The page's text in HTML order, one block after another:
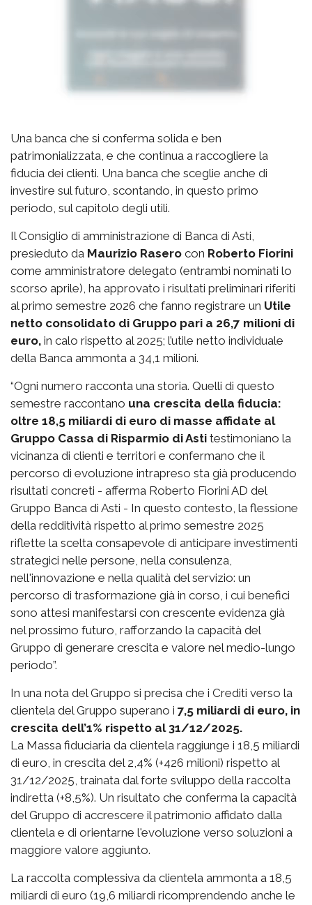
Una banca che si conferma solida e ben
patrimonializzata, e che continua a raccogliere la
fiducia dei clienti. Una banca che sceglie anche di
investire sul futuro, scontando, in questo primo
periodo, sul capitolo degli utili.
Il Consiglio di amministrazione di Banca di Asti,
presieduto da Maurizio Rasero con Roberto Fiorini
come amministratore delegato (entrambi nominati lo
scorso aprile), ha approvato i risultati preliminari riferiti
al primo semestre 2026 che fanno registrare un Utile
netto consolidato di Gruppo pari a 26,7 milioni di
euro, in calo rispetto al 2025; l’utile netto individuale
della Banca ammonta a 34,1 milioni.
“Ogni numero racconta una storia. Quelli di questo
semestre raccontano una crescita della fiducia:
oltre 18,5 miliardi di euro di masse affidate al
Gruppo Cassa di Risparmio di Asti testimoniano la
vicinanza di clienti e territori e confermano che il
percorso di evoluzione intrapreso sta già producendo
risultati concreti - afferma Roberto Fiorini AD del
Gruppo Banca di Asti - In questo contesto, la flessione
della redditività rispetto al primo semestre 2025
riflette la scelta consapevole di anticipare investimenti
strategici nelle persone, nella consulenza,
nell'innovazione e nella qualità del servizio: un
percorso di trasformazione già in corso, i cui benefici
sono attesi manifestarsi con crescente evidenza già
nel prossimo futuro, rafforzando la capacità del
Gruppo di generare crescita e valore nel medio-lungo
periodo”.
In una nota del Gruppo si precisa che i Crediti verso la
clientela del Gruppo superano i 7,5 miliardi di euro, in
crescita dell’1% rispetto al 31/12/2025.
La Massa fiduciaria da clientela raggiunge i 18,5 miliardi
di euro, in crescita del 2,4% (+426 milioni) rispetto al
31/12/2025, trainata dal forte sviluppo della raccolta
indiretta (+8,5%). Un risultato che conferma la capacità
del Gruppo di accrescere il patrimonio affidato dalla
clientela e di orientarne l'evoluzione verso soluzioni a
maggiore valore aggiunto.
La raccolta complessiva da clientela ammonta a 18,5
miliardi di euro (19,6 miliardi ricomprendendo anche le